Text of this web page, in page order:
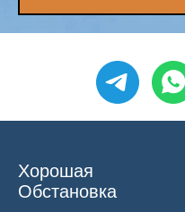
Хорошая
Обстановка